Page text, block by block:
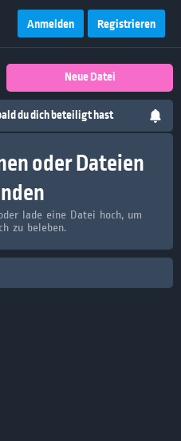
Anmelden Registrieren
Neue Datei
du dich beteiligt hast
oder Dateien
lade eine Datei hoch, um
zu beleben.